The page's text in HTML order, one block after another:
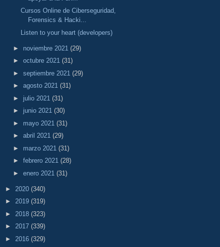
Cursos Online de Ciberseguridad,
Forensics & Hacki...
Listen to your heart (developers)
► noviembre 2021 (29)
► octubre 2021 (31)
► septiembre 2021 (29)
► agosto 2021 (31)
► julio 2021 (31)
► junio 2021 (30)
► mayo 2021 (31)
► abril 2021 (29)
► marzo 2021 (31)
► febrero 2021 (28)
► enero 2021 (31)
► 2020 (340)
► 2019 (319)
► 2018 (323)
► 2017 (339)
► 2016 (329)